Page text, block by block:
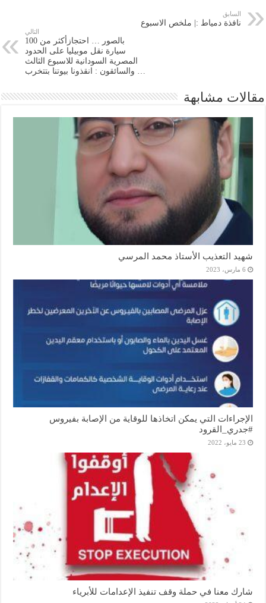
السابق
نافذة دمياط :| ملخص الاسبوع
التالي
بالصور … احتجازأكثر من 100
سيارة نقل موبيليا على الحدود
المصرية السودانية للاسبوع الثالث
… والسائقون : انقذونا بيوتنا بتتخرب
مقالات مشابهة
شهيد التعذيب الأستاذ محمد المرسي
6 مارس، 2023
الإجراءات التي يمكن اتخاذها للوقاية من الإصابة بفيروس
#جدري_القرود
23 مايو، 2022
شارك معنا في حملة وقف تنفيذ الإعدامات للأبرياء